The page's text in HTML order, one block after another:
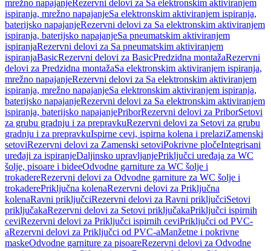
mrežno napajanjeRezervni delovi za Sa elektronskim aktiviranjem
ispiranja, mrežno napajanjeSa elektronskim aktiviranjem ispiranja,
baterijsko napajanjeRezervni delovi za Sa elektronskim aktiviranjem
ispiranja, baterijsko napajanjeSa pneumatskim aktiviranjem
ispiranjaRezervni delovi za Sa pneumatskim aktiviranjem
ispiranjaBasicRezervni delovi za BasicPredzidna montažaRezervni
delovi za Predzidna montažaSa elektronskim aktiviranjem ispiranja,
mrežno napajanjeRezervni delovi za Sa elektronskim aktiviranjem
ispiranja, mrežno napajanjeSa elektronskim aktiviranjem ispiranja,
baterijsko napajanjeRezervni delovi za Sa elektronskim aktiviranjem
ispiranja, baterijsko napajanjePriborRezervni delovi za PriborSetovi
za grubu gradnju i za prepravkuRezervni delovi za Setovi za grubu
gradnju i za prepravkuIspirne cevi, ispirna kolena i prelaziZamenski
setoviRezervni delovi za Zamenski setoviPokrivne pločeIntegrisani
uređaji za ispiranjeDaljinsko upravljanjePriključci uređaja za WC
šolje, pisoare i bideeOdvodne garniture za WC šolje i
trokadereRezervni delovi za Odvodne garniture za WC šolje i
trokaderePriključna kolenaRezervni delovi za Priključna
kolenaRavni priključciRezervni delovi za Ravni priključciSetovi
priključakaRezervni delovi za Setovi priključakaPriključci ispirnih
ceviRezervni delovi za Priključci ispirnih ceviPriključci od PVC-
aRezervni delovi za Priključci od PVC-aManžetne i pokrivne
maskeOdvodne garniture za pisoareRezervni delovi za Odvodne